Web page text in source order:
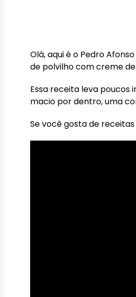
Olá, aqui é o Pedro
de polvilho com creme
Essa receita leva
macio por dentro, uma
Se você gosta de